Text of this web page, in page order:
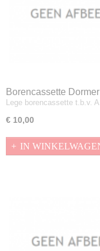
Borencassette
Lege borencassette t.b.v.
€ 10,00
IN